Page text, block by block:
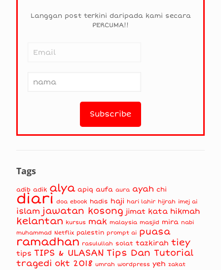
Langgan post terkini daripada kami secara
PERCUMA!!
Tags
adib adik alya apiq aufa aura ayah chi
diari doa ebook hadis haji hari lahir hijrah imej ai
islam jawatan kosong jimat kata hikmah
kelantan kursus mak malaysia masjid mira nabi
muhammad Netflix palestin prompt ai puasa
ramadhan rasulullah solat tazkirah tiey
tips TIPS & ULASAN Tips Dan Tutorial
tragedi okt 2018 umrah wordpress yeh zakat